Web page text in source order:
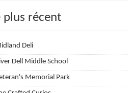
plus récent
Deli
Dell Middle School
Memorial Park